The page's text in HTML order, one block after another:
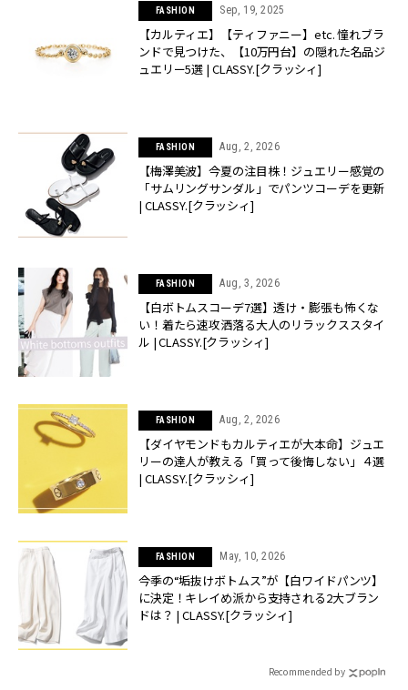
FASHION Sep, 19, 2025
【カルティエ】【ティファニー】etc. 憧れブラ
ンドで見つけた、【10万円台】の隠れた名品ジ
ュエリー5選 | CLASSY.[クラッシィ]
FASHION Aug, 2, 2026
【梅澤美波】今夏の注目株！ジュエリー感覚の
「サムリングサンダル」でパンツコーデを更新
| CLASSY.[クラッシィ]
FASHION Aug, 3, 2026
【白ボトムスコーデ7選】透け・膨張も怖くな
い！着たら速攻洒落る大人のリラックススタイ
ル | CLASSY.[クラッシィ]
FASHION Aug, 2, 2026
【ダイヤモンドもカルティエが大本命】ジュエ
リーの達人が教える「買って後悔しない」４選
| CLASSY.[クラッシィ]
FASHION May, 10, 2026
今季の“垢抜けボトムス”が【白ワイドパンツ】
に決定！キレイめ派から支持される2大ブラン
ドは？ | CLASSY.[クラッシィ]
Recommended by